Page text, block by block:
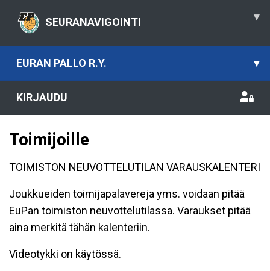
SEURANAVIGOINTI ▾
EURAN PALLO R.Y. ▾
KIRJAUDU
Toimijoille
TOIMISTON NEUVOTTELUTILAN VARAUSKALENTERI
Joukkueiden toimijapalavereja yms. voidaan pitää
EuPan toimiston neuvottelutilassa. Varaukset pitää
aina merkitä tähän kalenteriin.
Videotykki on käytössä.